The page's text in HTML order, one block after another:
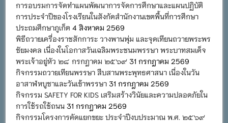
การอบรมการจัดทำแผนพัฒนาการจัดการศึกษาและแผนปฏิบัติ
การประจำปีของโรงเรียนในสังกัดสำนักงานเขตพื้นที่การศึกษา
ประถมศึกษาภูเก็ต 4 สิงหาคม 2569
พิธีถวายเครื่องราชสักการะ วางพานพุ่ม และจุดเทียนถวายพระพร
ชัยมงคล เนื่องในโอกาสวันเฉลิมพระชนมพรรษา พระบาทสมเด็จ
พระเจ้าอยู่หัว ๒๘ กรกฎาคม ๒๕๖๙ 31 กรกฎาคม 2569
กิจกรรมถวายเทียนพรรษา สืบสานพระพุทธศาสนา เนื่องในวัน
อาสาฬหบูชาและวันเข้าพรรษา 31 กรกฎาคม 2569
กิจกรรม SAFETY FOR KIDS เสริมสร้างวินัยและความปลอดภัยใน
การใช้รถใช้ถนน 31 กรกฎาคม 2569
กิจกรรมโครงการคัดแยกขยะ ประจำปีงบประมาณ พ.ศ. ๒๕๖๙